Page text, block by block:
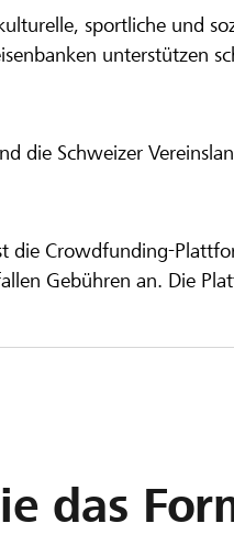
sportliche und
unterstützen
die Schweizer
die Crowdfunding-
Gebühren an. Die
das